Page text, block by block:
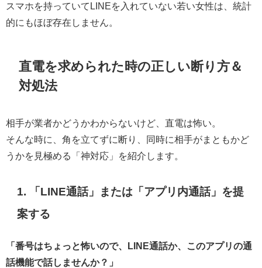
スマホを持っていてLINEを入れていない若い女性は、統計
的にもほぼ存在しません。
直電を求められた時の正しい断り方＆
対処法
相手が業者かどうかわからないけど、直電は怖い。
そんな時に、角を立てずに断り、同時に相手がまともかど
うかを見極める「神対応」を紹介します。
1. 「LINE通話」または「アプリ内通話」を提
案する
「番号はちょっと怖いので、LINE通話か、このアプリの通
話機能で話しませんか？」